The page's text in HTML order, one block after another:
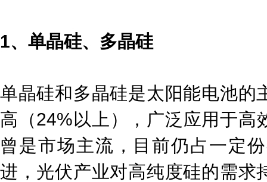
1、单晶硅、多晶硅
单晶硅和多晶硅是太阳能电池的
高（24%以上），广泛应用于高
曾是市场主流，目前仍占一定
进，光伏产业对高纯度硅的需求